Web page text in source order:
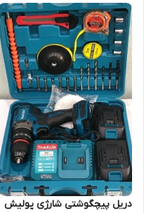
دریل پیچگوشتی شارژی پولیش